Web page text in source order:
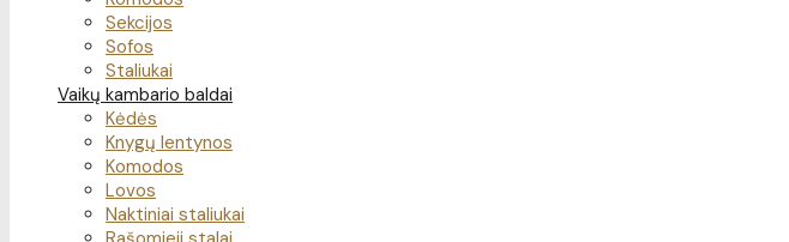
Sekcijos
Sofos
Staliukai
Vaikų kambario baldai
Kėdės
Knygų lentynos
Komodos
Lovos
Naktiniai staliukai